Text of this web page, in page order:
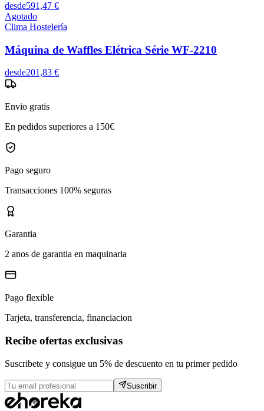
desde591,47 €
Agotado
Clima Hostelería
Máquina de Waffles Elétrica Série WF-2210
desde201,83 €
Envio gratis
En pedidos superiores a 150€
Pago seguro
Transacciones 100% seguras
Garantia
2 anos de garantia en maquinaria
Pago flexible
Tarjeta, transferencia, financiacion
Recibe ofertas exclusivas
Suscribete y consigue un 5% de descuento en tu primer pedido
Suscribir